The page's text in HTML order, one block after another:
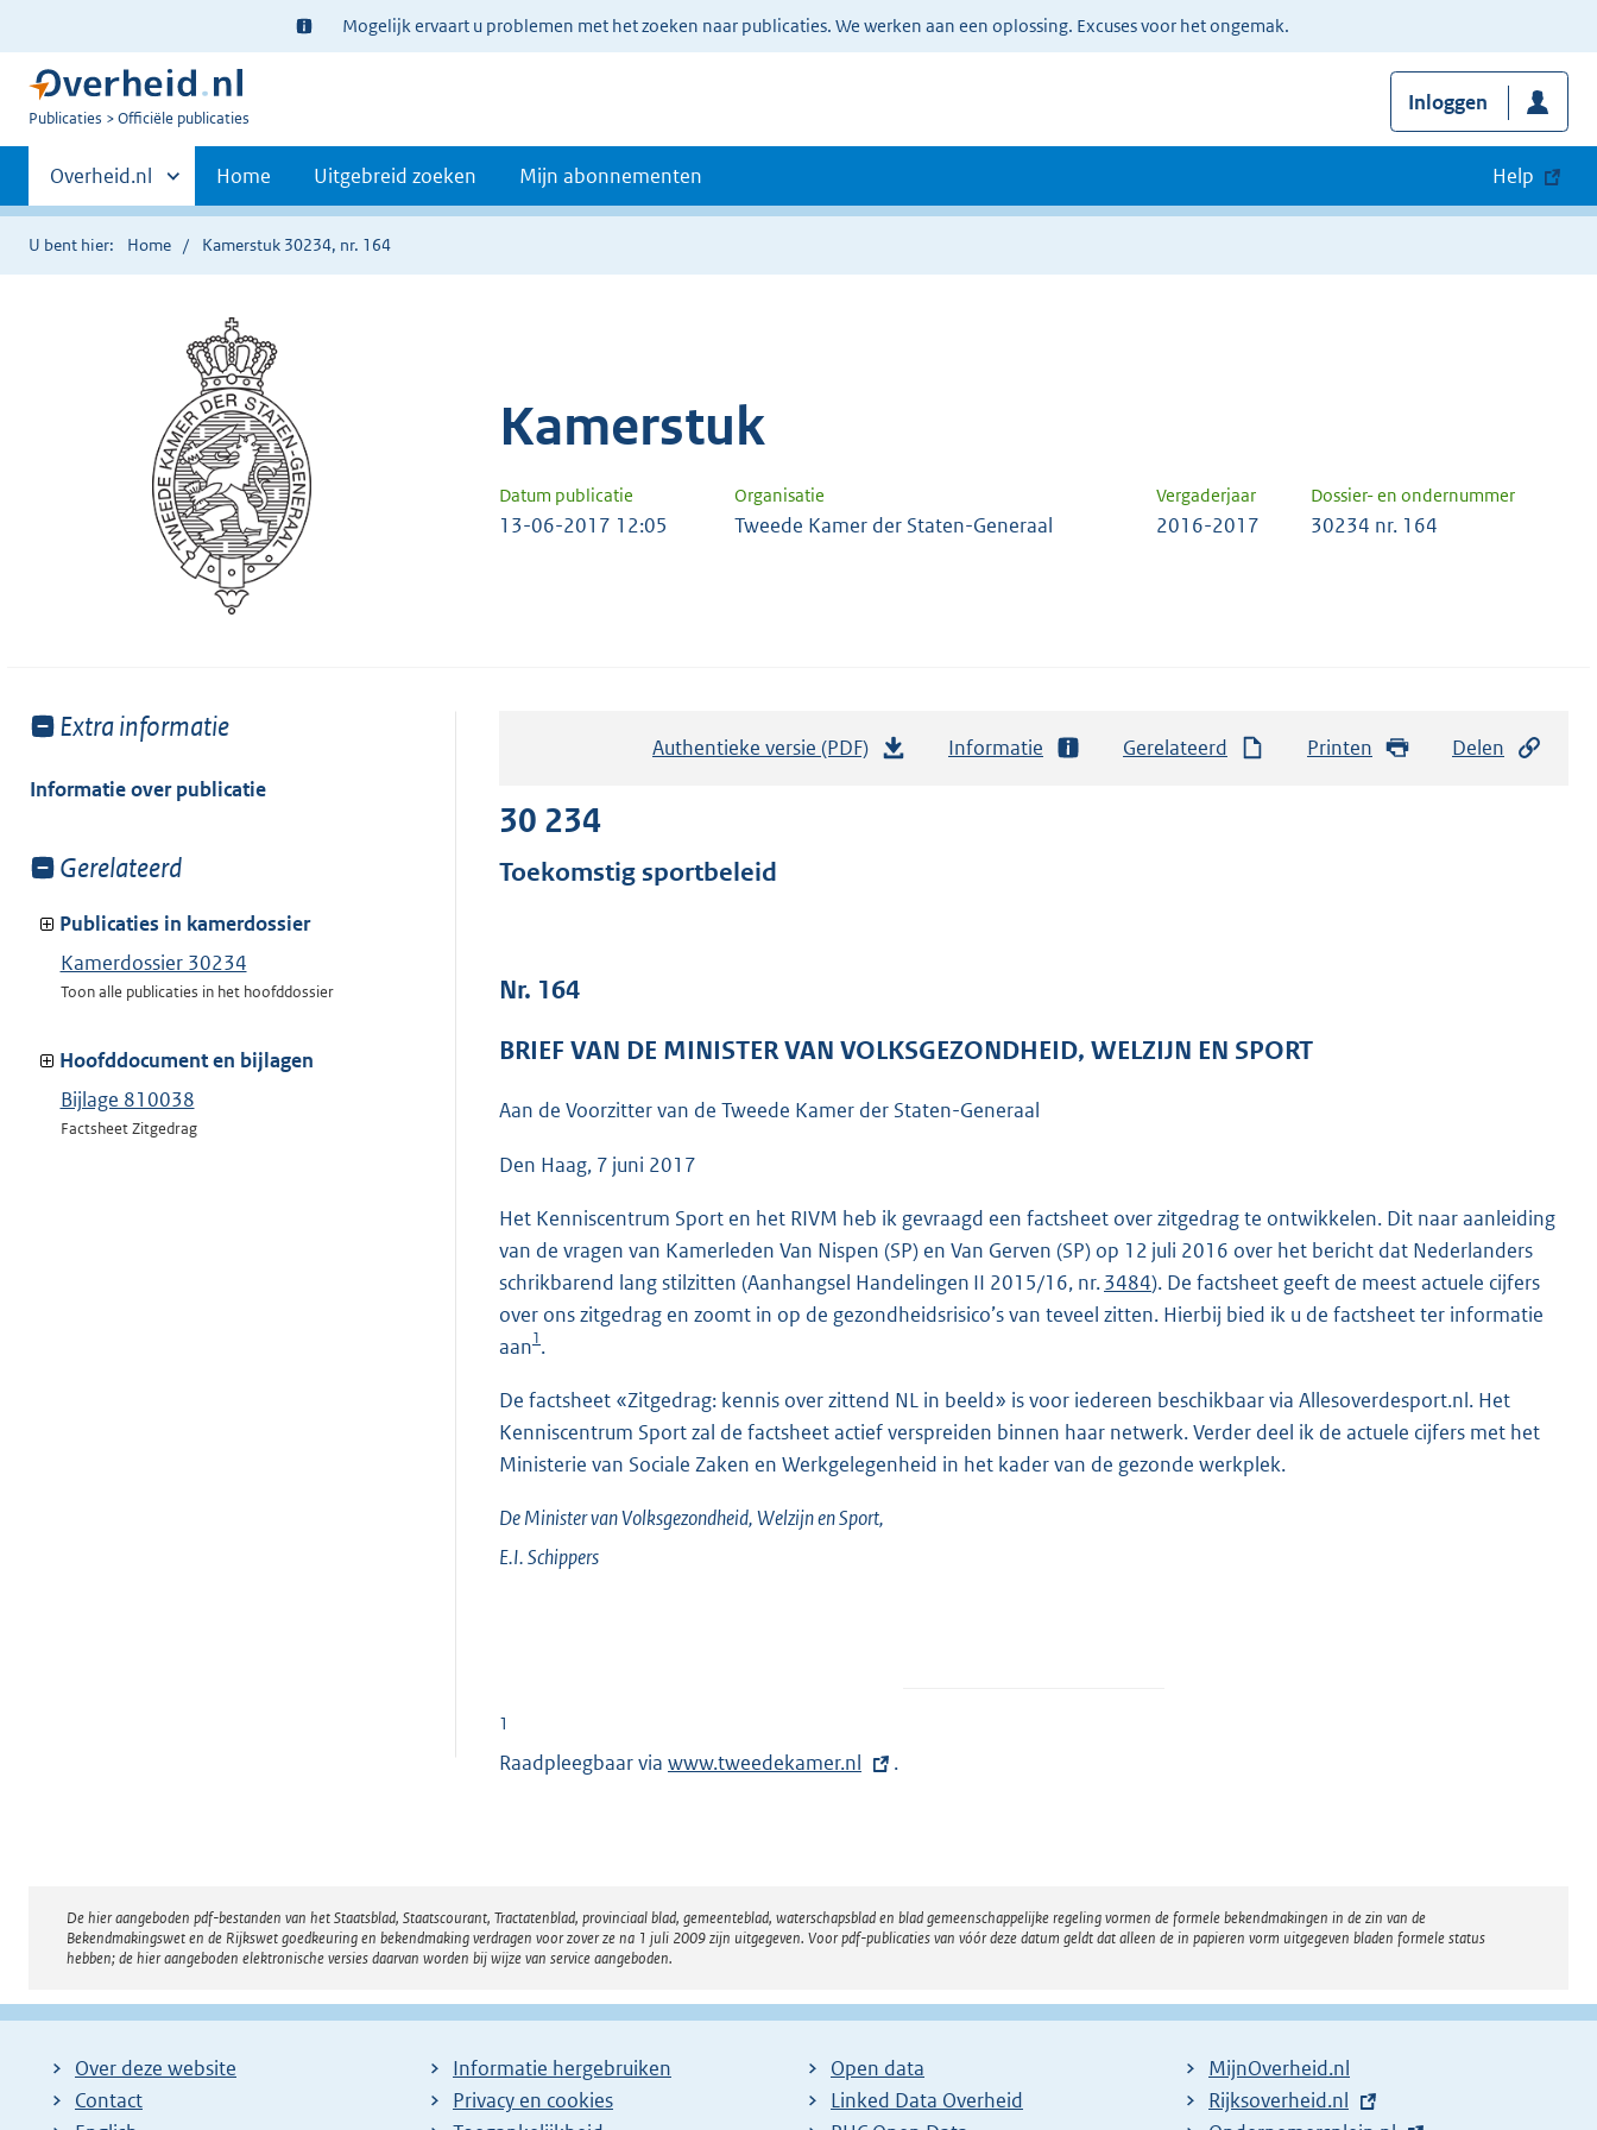
Ter
informatie:
Mogelijk ervaart u problemen met het zoeken naar publicaties. We werken aan een oplossing. Excuses voor het ongemak.
U
Publicaties Officiële publicaties
Inloggen
Primaire
navigatie
Andere
sites
binnen
Overheid.nl Home Uitgebreid zoeken Mijn abonnementen Help
U bent hier: Home Kamerstuk 30234, nr. 164
Kamerstuk
Datum publicatie Organisatie Vergaderjaar Dossier- en ondernummer
13-06-2017 12:05 Tweede Kamer der Staten-Generaal 2016-2017 30234 nr. 164
Toon
van:
Extra informatie
Informatie over publicatie
Toon
van:
Gerelateerd
Publicaties in kamerdossier
Kamerdossier 30234
Toon alle publicaties in het hoofddossier
Hoofddocument en bijlagen
Bijlage 810038
Factsheet Zitgedrag
Authentieke versie (PDF)
r
o
:
3
6
K
Informatie Gerelateerd Printen Delen
30 234
Toekomstig sportbeleid
Nr. 164
BRIEF VAN DE MINISTER VAN VOLKSGEZONDHEID, WELZIJN EN SPORT
Aan de Voorzitter van de Tweede Kamer der Staten-Generaal
Den Haag, 7 juni 2017
Het Kenniscentrum Sport en het RIVM heb ik gevraagd een factsheet over zitgedrag te ontwikkelen. Dit naar aanleiding
van de vragen van Kamerleden Van Nispen (SP) en Van Gerven (SP) op 12 juli 2016 over het bericht dat Nederlanders
schrikbarend lang stilzitten (Aanhangsel Handelingen II 2015/16, nr.3484). De factsheet geeft de meest actuele cijfers
over ons zitgedrag en zoomt in op de gezondheidsrisico’s van teveel zitten. Hierbij bied ik u de factsheet ter informatie
aan1.
De factsheet «Zitgedrag: kennis over zittend NL in beeld» is voor iedereen beschikbaar via Allesoverdesport.nl. Het
Kenniscentrum Sport zal de factsheet actief verspreiden binnen haar netwerk. Verder deel ik de actuele cijfers met het
Ministerie van Sociale Zaken en Werkgelegenheid in het kader van de gezonde werkplek.
De Minister van Volksgezondheid, Welzijn en Sport,
E.I.Schippers
1
Raadpleegbaar via E
n
e
i
k
www.tweedekamer.nl .
Disclaimer
De hier aangeboden pdf-bestanden van het Staatsblad, Staatscourant, Tractatenblad, provinciaal blad, gemeenteblad, waterschapsblad en blad gemeenschappelijke regeling vormen de formele bekendmakingen in de zin van de
Bekendmakingswet en de Rijkswet goedkeuring en bekendmaking verdragen voor zover ze na 1 juli 2009 zijn uitgegeven. Voor pdf-publicaties van vóór deze datum geldt dat alleen de in papieren vorm uitgegeven bladen formele status
hebben; de hier aangeboden elektronische versies daarvan worden bij wijze van service aangeboden.
Over deze website
Contact
Informatie hergebruiken
Privacy en cookies
Open data
Linked Data Overheid
MijnOverheid.nl
E
Rijksoverheid.nl